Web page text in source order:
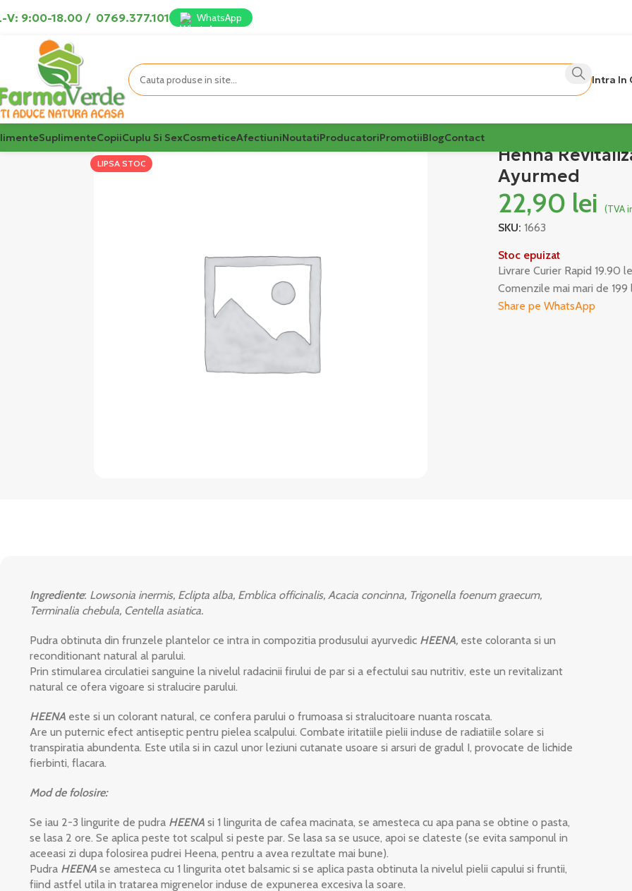
V: 9:00-18.00 / 0769.377.101 WhatsApp
Intra In
SuplimenteCopiiCuplu Si SexCosmeticeAfectiuniNoutatiProducatoriPromotiiBlogContact
LIPSA STOC
Henna
Ayurmed
22,90 lei (TVA
SKU: 1663
Stoc epuizat
Livrare Curier Rapid 19.90
Comenzile mai mari de
Share pe WhatsApp
Ingrediente: Lowsonia inermis, Eclipta alba, Emblica officinalis, Acacia concinna, Trigonella foenum graecum,
Terminalia chebula, Centella asiatica.
Pudra obtinuta din frunzele plantelor ce intra in compozitia produsului ayurvedic HEENA, este coloranta si un
reconditionant natural al parului.
Prin stimularea circulatiei sanguine la nivelul radacinii firului de par si a efectului sau nutritiv, este un revitalizant
natural ce ofera vigoare si stralucire parului.
HEENA este si un colorant natural, ce confera parului o frumoasa si stralucitoare nuanta roscata.
Are un puternic efect antiseptic pentru pielea scalpului. Combate iritatiile pielii induse de radiatiile solare si
transpiratia abundenta. Este utila si in cazul unor leziuni cutanate usoare si arsuri de gradul I, provocate de lichide
fierbinti, flacara.
Mod de folosire:
Se iau 2-3 lingurite de pudra HEENA si 1 lingurita de cafea macinata, se amesteca cu apa pana se obtine o pasta,
se lasa 2 ore. Se aplica peste tot scalpul si peste par. Se lasa sa se usuce, apoi se clateste (se evita samponul in
aceeasi zi dupa folosirea pudrei Heena, pentru a avea rezultate mai bune).
Pudra HEENA se amesteca cu 1 lingurita otet balsamic si se aplica pasta obtinuta la nivelul pielii capului si fruntii,
fiind astfel utila in tratarea migrenelor induse de expunerea excesiva la soare.